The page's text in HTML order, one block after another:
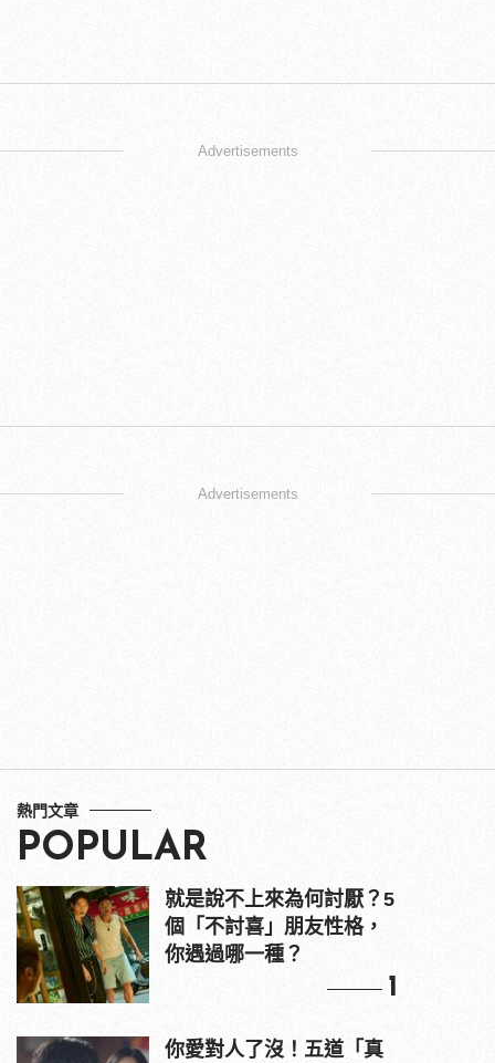
Advertisements
Advertisements
熱門文章
POPULAR
就是說不上來為何討厭？5
個「不討喜」朋友性格，
你遇過哪一種？
1
你愛對人了沒！五道「真